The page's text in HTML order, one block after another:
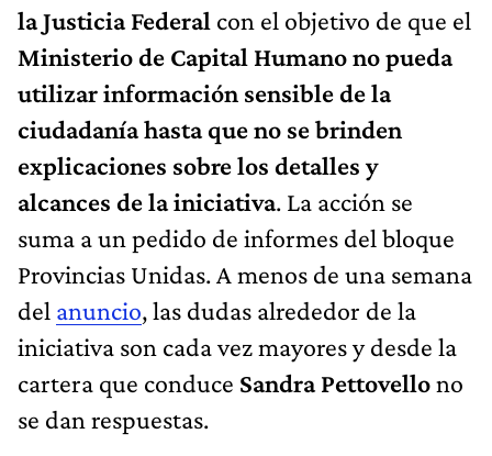
la Justicia Federal con el objetivo de que el
Ministerio de Capital Humano no pueda
utilizar información sensible de la
ciudadanía hasta que no se brinden
explicaciones sobre los detalles y
alcances de la iniciativa. La acción se
suma a un pedido de informes del bloque
Provincias Unidas. A menos de una semana
del anuncio, las dudas alrededor de la
iniciativa son cada vez mayores y desde la
cartera que conduce Sandra Pettovellono
se dan respuestas.